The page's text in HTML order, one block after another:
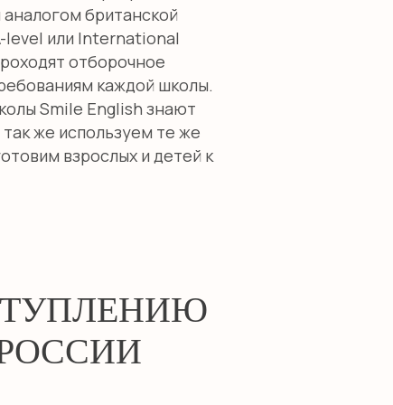
британской
level или International
отборочное
каждой школы.
Smile English знают
же используем те же
взрослых и детей к